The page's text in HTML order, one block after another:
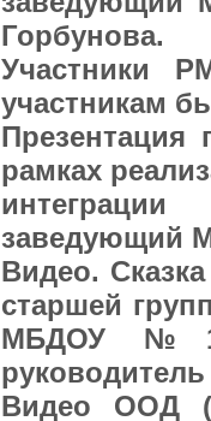
Горбунова.
Участники
участникам
Презентация
рамках
интеграции
заведующий
Видео.
старшей
МБДОУ №12
Видео ООД